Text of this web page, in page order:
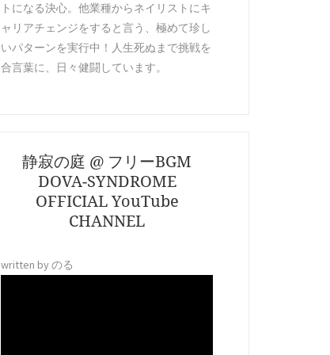
トになる決心。他業種からネイリストにキ
ャリアチェンジをすると言う、極めて珍し
いパターンを実行中！人生死ぬまで挑戦を
合言葉に、日々健闘しています。
静寂の庭 @ フリーBGM
DOVA-SYNDROME
OFFICIAL YouTube
CHANNEL
written by のる